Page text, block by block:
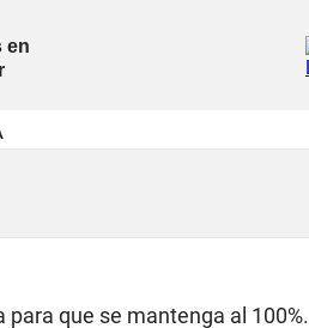
que se mantenga al 100%.